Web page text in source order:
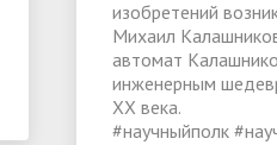
изобретений
Михаил
автомат
инженерным
XX века.
#научныйполк